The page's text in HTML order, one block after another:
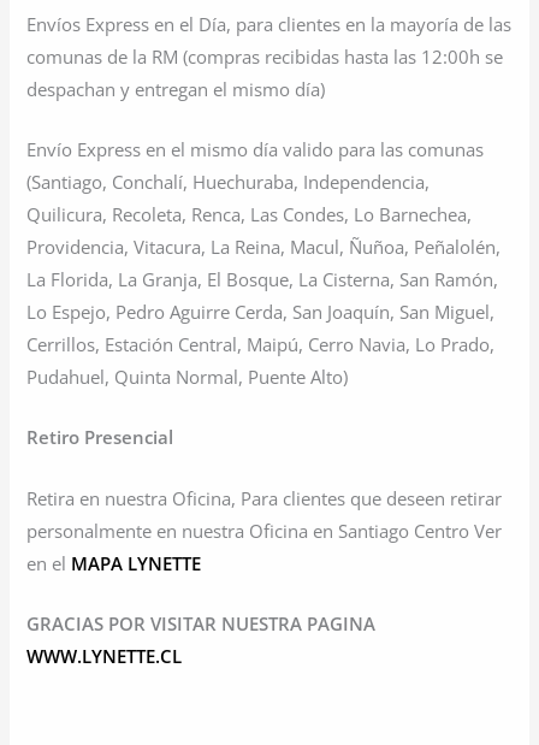
Envíos Express en el Día, para clientes en la mayoría de las
comunas de la RM (compras recibidas hasta las 12:00h se
despachan y entregan el mismo día)
Envío Express en el mismo día valido para las comunas
(Santiago, Conchalí, Huechuraba, Independencia,
Quilicura, Recoleta, Renca, Las Condes, Lo Barnechea,
Providencia, Vitacura, La Reina, Macul, Ñuñoa, Peñalolén,
La Florida, La Granja, El Bosque, La Cisterna, San Ramón,
Lo Espejo, Pedro Aguirre Cerda, San Joaquín, San Miguel,
Cerrillos, Estación Central, Maipú, Cerro Navia, Lo Prado,
Pudahuel, Quinta Normal, Puente Alto)
Retiro Presencial
Retira en nuestra Oficina, Para clientes que deseen retirar
personalmente en nuestra Oficina en Santiago Centro Ver
en el MAPA LYNETTE
GRACIAS POR VISITAR NUESTRA PAGINA
WWW.LYNETTE.CL